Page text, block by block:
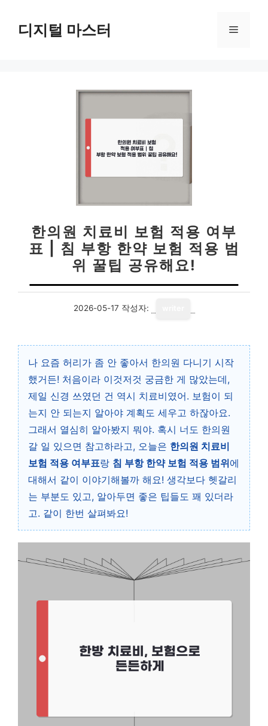
디지털 마스터 메
한의원 치료비 보험 적용 여부
표 | 침 부항 한약 보험 적용 범
위 꿀팁 공유해요!
2026-05-17 작성자:
나 요즘 허리가 좀 안 좋아서 한의원 다니기 시작
했거든! 처음이라 이것저것 궁금한 게 많았는데,
제일 신경 쓰였던 건 역시 치료비였어. 보험이 되
는지 안 되는지 알아야 계획도 세우고 하잖아요.
그래서 열심히 알아봤지 뭐야. 혹시 너도 한의원
갈 일 있으면 참고하라고, 오늘은 한의원 치료비
보험 적용 여부표랑 침 부항 한약 보험 적용 범위에
대해서 같이 이야기해볼까 해요! 생각보다 헷갈리
는 부분도 있고, 알아두면 좋은 팁들도 꽤 있더라
고. 같이 한번 살펴봐요!